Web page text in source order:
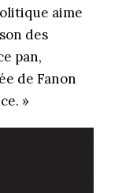
aime
des
pan,
de Fanon
»